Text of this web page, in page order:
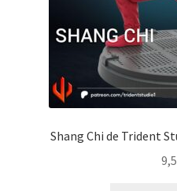
Shang Chi de Trident